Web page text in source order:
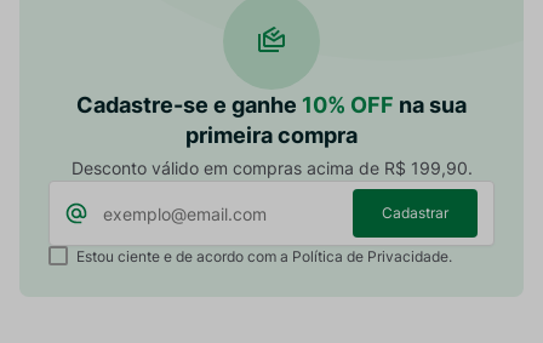
Cadastre-se e ganhe 10% OFF na sua
primeira compra
Desconto válido em compras acima de R$ 199,90.
Cadastrar
Estou ciente e de acordo com a Política de Privacidade.